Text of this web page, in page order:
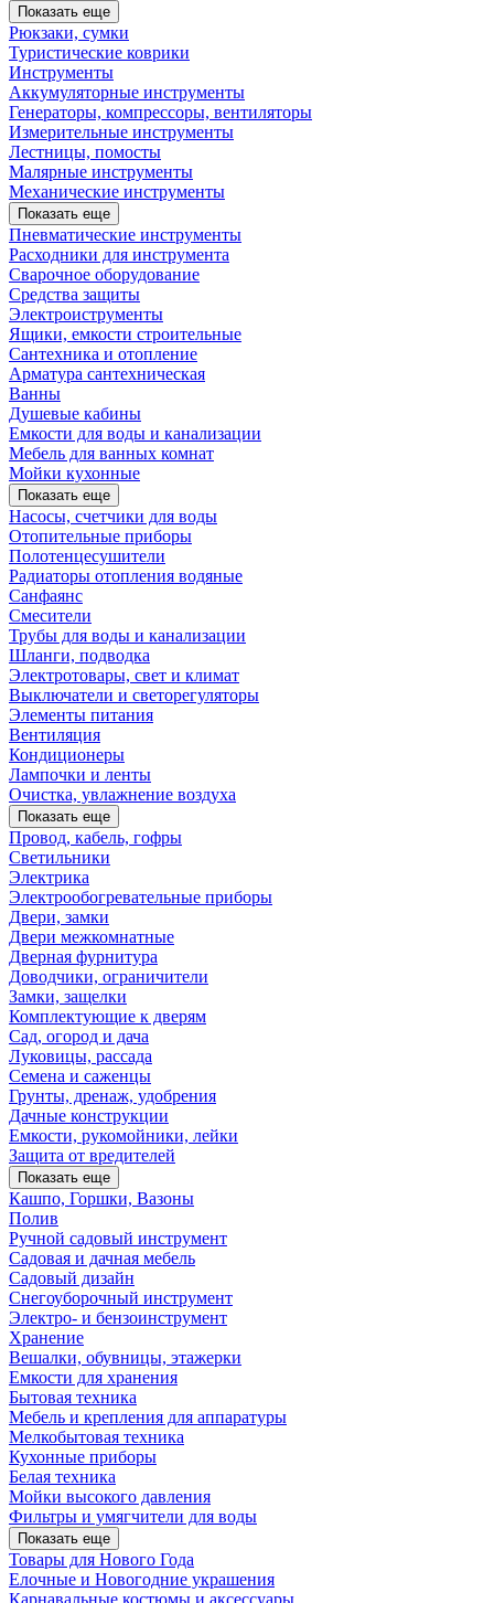
Показать еще
Рюкзаки, сумки
Туристические коврики
Инструменты
Аккумуляторные инструменты
Генераторы, компрессоры, вентиляторы
Измерительные инструменты
Лестницы, помосты
Малярные инструменты
Механические инструменты
Показать еще
Пневматические инструменты
Расходники для инструмента
Сварочное оборудование
Средства защиты
Электроиструменты
Ящики, емкости строительные
Сантехника и отопление
Арматура сантехническая
Ванны
Душевые кабины
Емкости для воды и канализации
Мебель для ванных комнат
Мойки кухонные
Показать еще
Насосы, счетчики для воды
Отопительные приборы
Полотенцесушители
Радиаторы отопления водяные
Санфаянс
Смесители
Трубы для воды и канализации
Шланги, подводка
Электротовары, свет и климат
Выключатели и светорегуляторы
Элементы питания
Вентиляция
Кондиционеры
Лампочки и ленты
Очистка, увлажнение воздуха
Показать еще
Провод, кабель, гофры
Светильники
Электрика
Электрообогревательные приборы
Двери, замки
Двери межкомнатные
Дверная фурнитура
Доводчики, ограничители
Замки, защелки
Комплектующие к дверям
Сад, огород и дача
Луковицы, рассада
Семена и саженцы
Грунты, дренаж, удобрения
Дачные конструкции
Емкости, рукомойники, лейки
Защита от вредителей
Показать еще
Кашпо, Горшки, Вазоны
Полив
Ручной садовый инструмент
Садовая и дачная мебель
Садовый дизайн
Снегоуборочный инструмент
Электро- и бензоинструмент
Хранение
Вешалки, обувницы, этажерки
Емкости для хранения
Бытовая техника
Мебель и крепления для аппаратуры
Мелкобытовая техника
Кухонные приборы
Белая техника
Мойки высокого давления
Фильтры и умягчители для воды
Показать еще
Товары для Нового Года
Елочные и Новогодние украшения
Карнавальные костюмы и аксессуары